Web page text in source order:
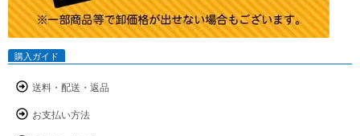
購入ガイド
送料・配送・返品
お支払い方法